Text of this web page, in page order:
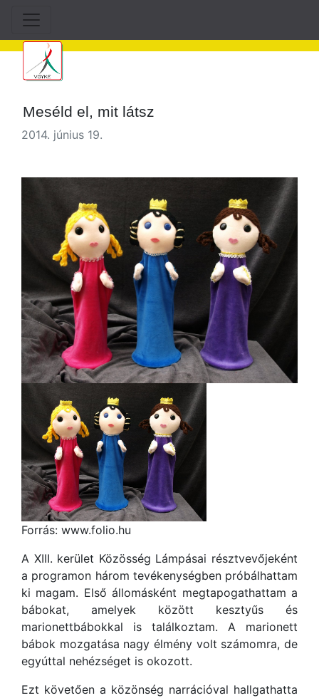
Meséld el, mit látsz
2014. június 19.
Forrás: www.folio.hu
A XIII. kerület Közösség Lámpásai résztvevőjeként
a programon három tevékenységben próbálhattam
ki magam. Első állomásként megtapogathattam a
bábokat, amelyek között kesztyűs és
marionettbábokkal is találkoztam. A marionett
bábok mozgatása nagy élmény volt számomra, de
egyúttal nehézséget is okozott.
Ezt követően a közönség narrációval hallgathatta